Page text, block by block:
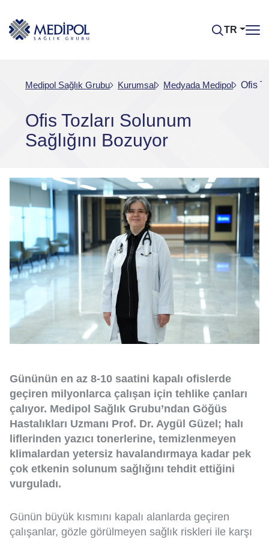
TR
Medipol Sağlık Grubu Kurumsal Medyada Medipol Ofis
Ofis Tozları Solunum
Sağlığını Bozuyor
Gününün en az 8-10 saatini kapalı ofislerde
geçiren milyonlarca çalışan için tehlike çanları
çalıyor. Medipol Sağlık Grubu’ndan Göğüs
Hastalıkları Uzmanı Prof. Dr. Aygül Güzel; halı
liflerinden yazıcı tonerlerine, temizlenmeyen
klimalardan yetersiz havalandırmaya kadar pek
çok etkenin solunum sağlığını tehdit ettiğini
vurguladı.
Günün büyük kısmını kapalı alanlarda geçiren
çalışanlar, gözle görülmeyen sağlık riskleri ile karşı